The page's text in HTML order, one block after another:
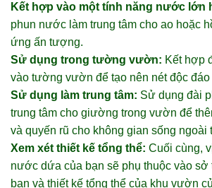
Kết hợp vào một tính năng nước lớn
phun nước làm trung tâm cho ao hoặc
ứng ấn tượng.
Sử dụng trong tường vườn: Kết hợp
vào tường vườn để tạo nên nét độc đáo
Sử dụng làm trung tâm: Sử dụng đài
trung tâm cho giường trong vườn để
và quyến rũ cho không gian sống ngoài
Xem xét thiết kế tổng thể: Cuối cùng,
nước dứa của bạn sẽ phụ thuộc vào sở
bạn và thiết kế tổng thể của khu vườn